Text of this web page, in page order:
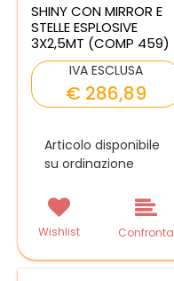
SHINY CON MIRROR E
STELLE ESPLOSIVE
3X2,5MT (COMP 459)
IVA ESCLUSA
€ 286,89
Articolo disponibile
su ordinazione
Wishlist Confronta